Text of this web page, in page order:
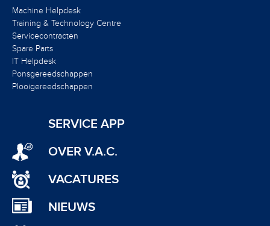
Machine Helpdesk
Training & Technology Centre
Servicecontracten
Spare Parts
IT Helpdesk
Ponsgereedschappen
Plooigereedschappen
SERVICE APP
OVER V.A.C.
VACATURES
NIEUWS